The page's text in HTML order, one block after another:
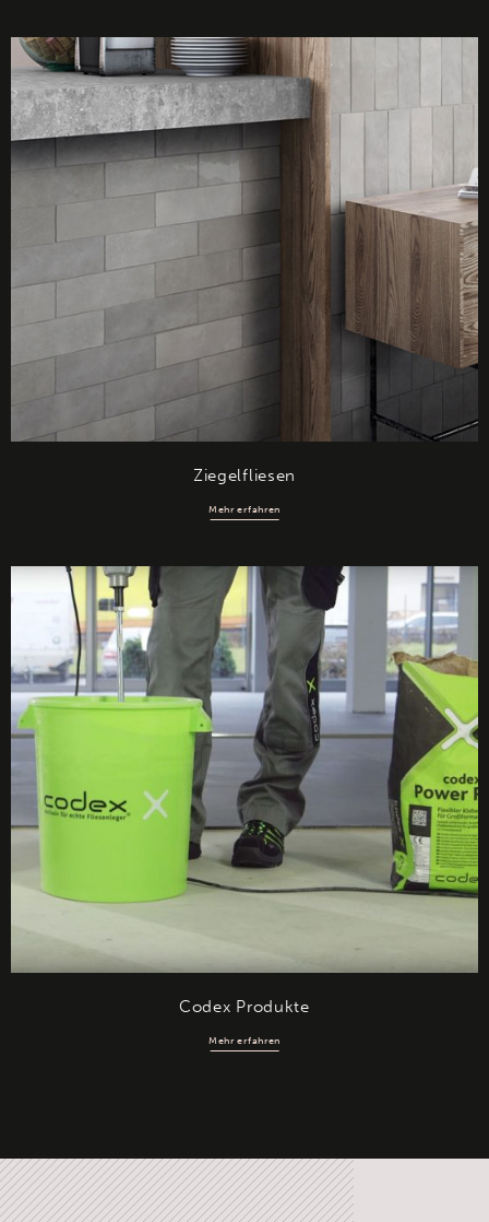
Ziegelfliesen
Mehr erfahren
Codex Produkte
Mehr erfahren